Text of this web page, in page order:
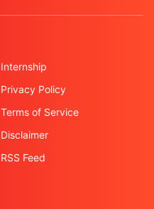
Internship
Privacy Policy
Terms of Service
Disclaimer
RSS Feed